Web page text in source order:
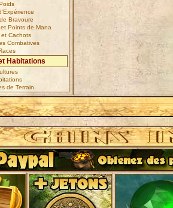
Bravoure
Points de Mana
et Cachots
Combatives
Habitations
de Terrain